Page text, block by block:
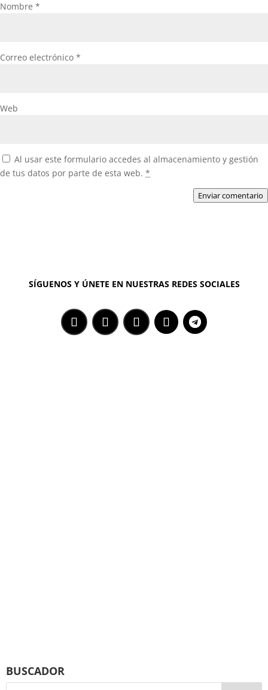
Nombre *
Correo electrónico *
Web
Al usar este formulario accedes al almacenamiento y gestión
de tus datos por parte de esta web. *
Enviar comentario
SÍGUENOS Y ÚNETE EN NUESTRAS REDES SOCIALES
BUSCADOR